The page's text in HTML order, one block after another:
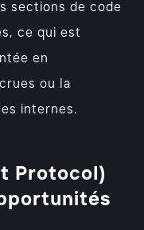
sections de code
ce qui est
en
ou la
internes.
Protocol)